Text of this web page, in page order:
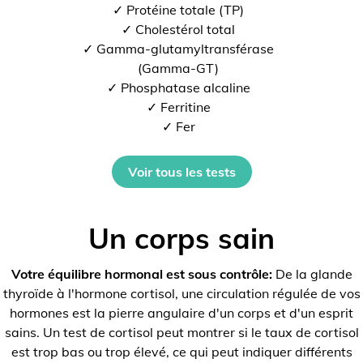
✓ Protéine totale (TP)
✓ Cholestérol total
✓ Gamma-glutamyltransférase
(Gamma-GT)
✓ Phosphatase alcaline
✓ Ferritine
✓ Fer
Voir tous les tests
Un corps sain
Votre équilibre hormonal est sous contrôle:De la glande
thyroïde à l'hormone cortisol, une circulation régulée de vos
hormones est la pierre angulaire d'un corps et d'un esprit
sains. Un test de cortisol peut montrer si le taux de cortisol
est trop bas ou trop élevé, ce qui peut indiquer différents